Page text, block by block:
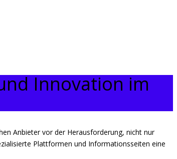
Innovation im
Anbieter vor der Herausforderung, nicht nur
Plattformen und Informationsseiten eine